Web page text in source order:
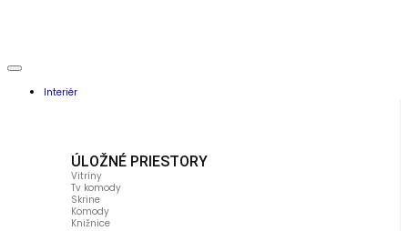
Interiér
ÚLOŽNÉ PRIESTORY
Vitríny
Tv komody
Skrine
Komody
Knižnice